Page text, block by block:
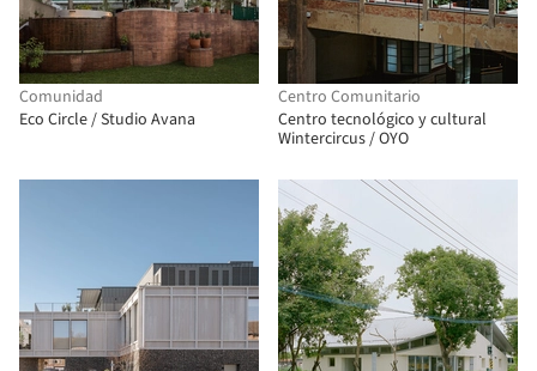
Comunidad
Eco Circle / Studio Avana
Centro Comunitario
Centro tecnológico y cultural
Wintercircus / OYO